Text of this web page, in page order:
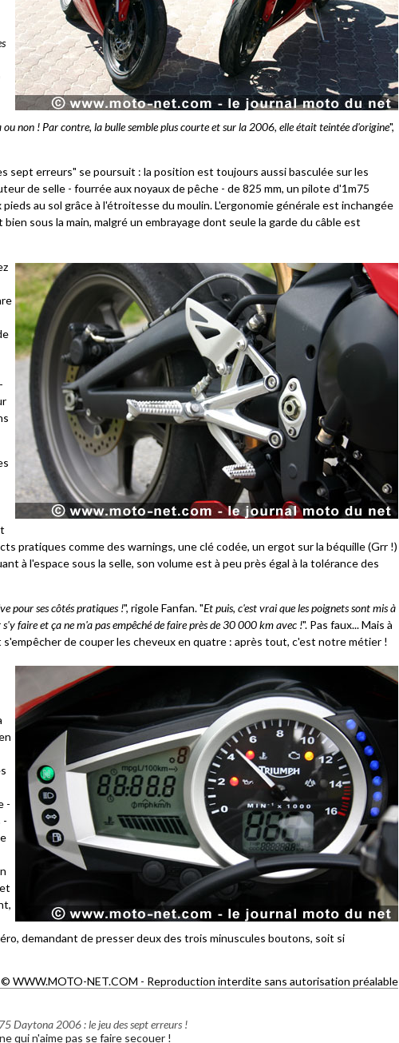
non ! Par contre, la bulle semble plus courte et sur la 2006, elle était teintée d'origine",
sept erreurs" se poursuit : la position est toujours aussi basculée sur les
de selle - fourrée aux noyaux de pêche - de 825 mm, un pilote d'1m75
au sol grâce à l'étroitesse du moulin. L'ergonomie générale est inchangée
sous la main, malgré un embrayage dont seule la garde du câble est
pratiques comme des warnings, une clé codée, un ergot sur la béquille (Grr !)
à l'espace sous la selle, son volume est à peu près égal à la tolérance des
pour ses côtés pratiques !", rigole Fanfan. "Et puis, c'est vrai que les poignets sont mis à
faire et ça ne m'a pas empêché de faire près de 30 000 km avec !". Pas faux... Mais à
de couper les cheveux en quatre : après tout, c'est notre métier !
-
-
demandant de presser deux des trois minuscules boutons, soit si
WWW.MOTO-NET.COM - Reproduction interdite sans autorisation préalable
Daytona 2006 : le jeu des sept erreurs !
qui n'aime pas se faire secouer !